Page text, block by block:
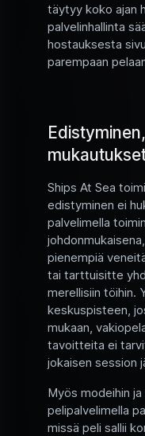
täytyy koko ajan
palvelinhallinta
hostauksesta
parempaan
Ships At Sea
edistyminen ei
palvelimella
pienempiä
tai tarttuisitte
merellisiin töihin.
keskuspisteen,
mukaan,
tavoitteita ei
jokaisen session
Myös modeihin
pelipalvelimella
missä peli sallii